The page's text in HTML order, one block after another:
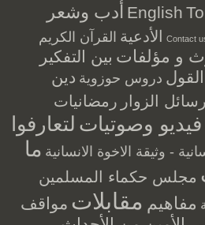
English أدب وشعر
الأدعية القرآن الكريم
و مؤلفات بين التفكير
دروس حوزوية دين
رسائل الزوار رمضانيات
فيديو وصوتيات لتعارفوا
- وثيقة الاخوة الانسانية ما
مجلس حكماء المسلمين
مفاهيم مقابلات مواقف